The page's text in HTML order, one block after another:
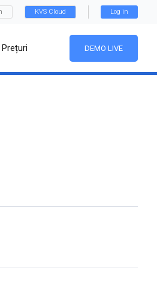
KVS Cloud Log in
Prețuri DEMO LIVE